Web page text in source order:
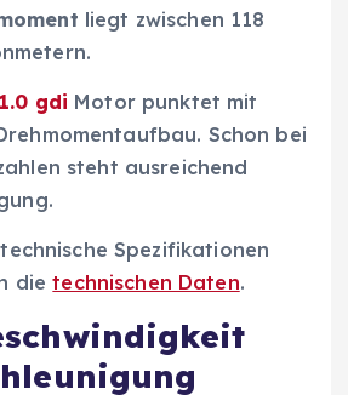
liegt zwischen 118
1.0 gdi Motor punktet mit
Schon bei
steht ausreichend
Spezifikationen
dietechnischen Daten.